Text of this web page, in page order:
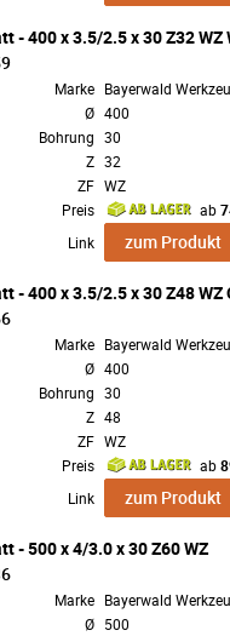
- 400 x 3.5/2.5 x 30 Z32 WZ
Marke Bayerwald
Ø 400
Bohrung 30
Z 32
ZF WZ
Preis
ab
Link
zum Produkt
- 400 x 3.5/2.5 x 30 Z48 WZ
Marke Bayerwald
Ø 400
Bohrung 30
Z 48
ZF WZ
Preis
ab
Link
zum Produkt
- 500 x 4/3.0 x 30 Z60 WZ
Marke Bayerwald
Ø 500